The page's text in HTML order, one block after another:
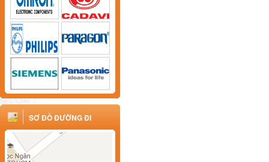
SƠ ĐỒ ĐƯỜNG ĐI